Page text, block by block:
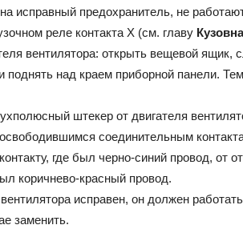
исправный предохранитель, не
реле контакта Х (см. главу
вентилятора: открыть вещевой ящик,
поднять над краем приборной панели.
штекер от двигателя
соединительным
где был черно-синий провод, от
коричнево-красный провод.
исправен, он должен
заменить.